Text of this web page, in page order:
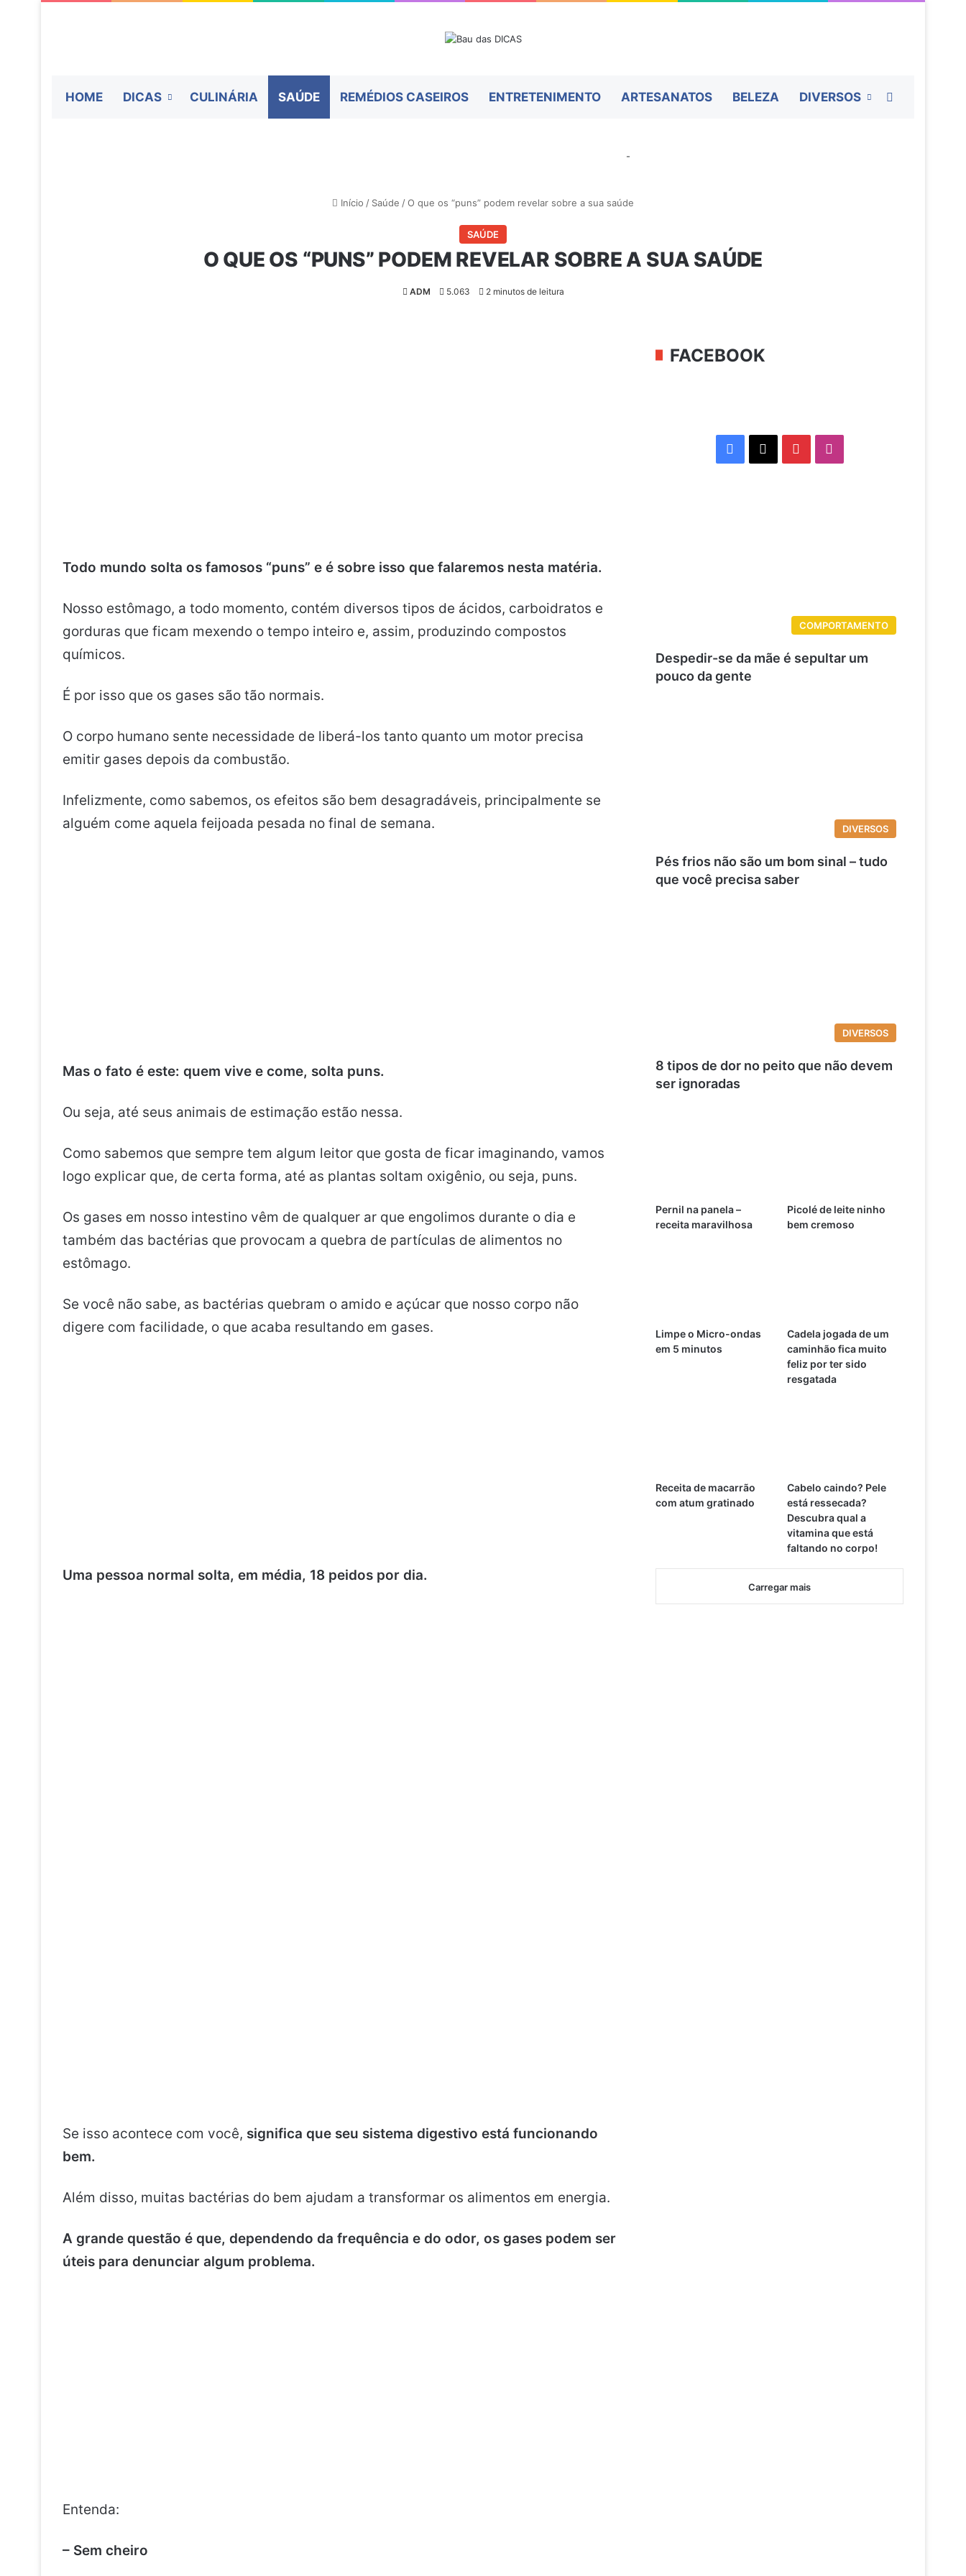
HOME DICAS CULINÁRIA SAÚDE REMÉDIOS CASEIROS ENTRETENIMENTO ARTESANATOS BELEZA DIVERSOS
-
Início / Saúde /O que os “puns” podem revelar sobre a sua saúde
SAÚDE
O QUE OS “PUNS” PODEM REVELAR SOBRE A SUA SAÚDE
ADM 5.063 2 minutos de leitura
Todo mundo solta os famosos “puns” e é sobre isso que falaremos nesta matéria.
Nosso estômago, a todo momento, contém diversos tipos de ácidos, carboidratos e
gorduras que ficam mexendo o tempo inteiro e, assim, produzindo compostos
químicos.
É por isso que os gases são tão normais.
O corpo humano sente necessidade de liberá-los tanto quanto um motor precisa
emitir gases depois da combustão.
Infelizmente, como sabemos, os efeitos são bem desagradáveis, principalmente se
alguém come aquela feijoada pesada no final de semana.
Mas o fato é este: quem vive e come, solta puns.
Ou seja, até seus animais de estimação estão nessa.
Como sabemos que sempre tem algum leitor que gosta de ficar imaginando, vamos
logo explicar que, de certa forma, até as plantas soltam oxigênio, ou seja, puns.
Os gases em nosso intestino vêm de qualquer ar que engolimos durante o dia e
também das bactérias que provocam a quebra de partículas de alimentos no
estômago.
Se você não sabe, as bactérias quebram o amido e açúcar que nosso corpo não
digere com facilidade, o que acaba resultando em gases.
Uma pessoa normal solta, em média, 18 peidos por dia.
Se isso acontece com você, significa que seu sistema digestivo está funcionando
bem.
Além disso, muitas bactérias do bem ajudam a transformar os alimentos em energia.
A grande questão é que, dependendo da frequência e do odor, os gases podem ser
úteis para denunciar algum problema.
Entenda:
– Sem cheiro
FACEBOOK
Facebook Pinterest
COMPORTAMENTO
Despedir-se da mãe é sepultar um
pouco da gente
DIVERSOS
Pés frios não são um bom sinal – tudo
que você precisa saber
DIVERSOS
8 tipos de dor no peito que não devem
ser ignoradas
Pernil na panela –
receita maravilhosa
Picolé de leite ninho
bem cremoso
Limpe o Micro-ondas
em 5 minutos
Cadela jogada de um
caminhão fica muito
feliz por ter sido
resgatada
Receita de macarrão
com atum gratinado
Cabelo caindo? Pele
está ressecada?
Descubra qual a
vitamina que está
faltando no corpo!
Carregar mais